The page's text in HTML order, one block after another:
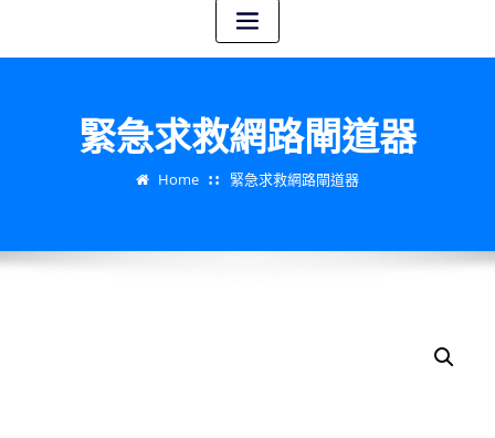
緊急求救網路閘道器
Home 緊急求救網路閘道器